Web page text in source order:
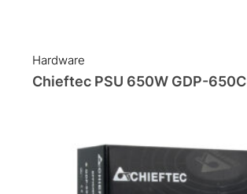
Hardware
Chieftec PSU 650W GDP-650C